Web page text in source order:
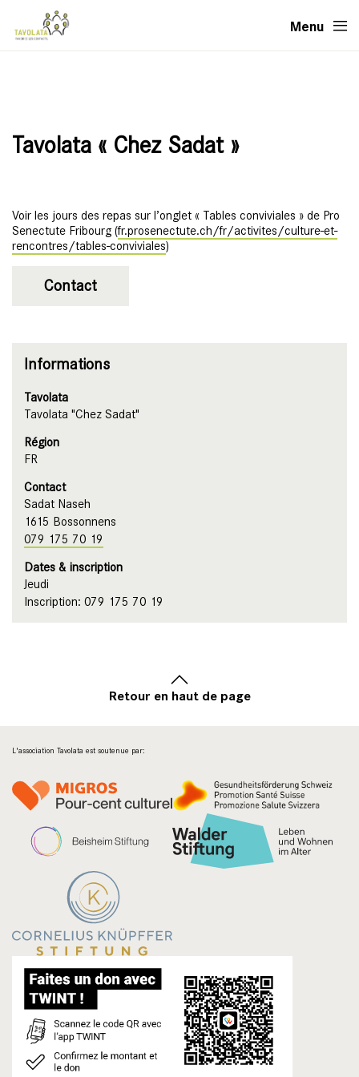
Menu
Tavolata « Chez Sadat »
Voir les jours des repas sur l’onglet « Tables conviviales » de Pro
Senectute Fribourg (fr.prosenectute.ch/fr/activites/culture-et-
rencontres/tables-conviviales)
Contact
Informations
Tavolata
Tavolata "Chez Sadat"
Région
FR
Contact
Sadat Naseh
1615 Bossonnens
079 175 70 19
Dates & inscription
Jeudi
Inscription: 079 175 70 19
Retour en haut de page
L'association Tavolata est soutenue par: